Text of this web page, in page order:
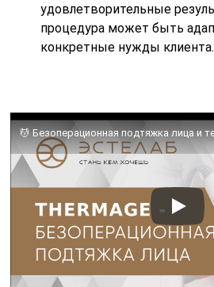
удовлетворительные
процедура может быть
конкретные нужды клиента.